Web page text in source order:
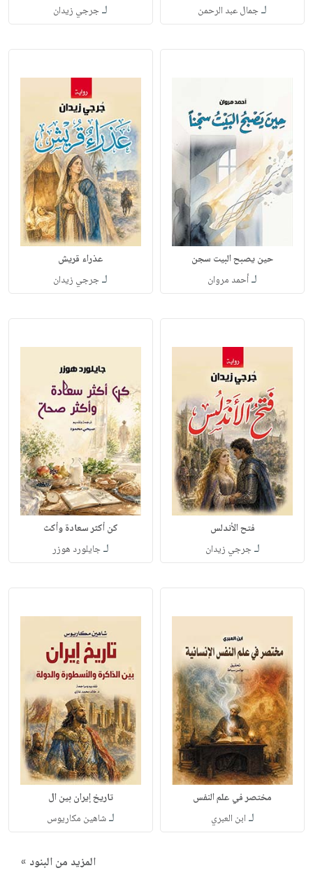
لـجمال عبد الرحمن لـجرجي زيدان
حين يصبح البيت سجن
لـأحمد مروان
عذراء قريش
لـجرجي زيدان
فتح الأندلس
لـجرجي زيدان
كن أكثر سعادة وأكث
لـجايلورد هوزر
مختصر في علم النفس
لـ ابن العبري
تاريخ إيران بين ال
لـشاهين مكاريوس
المزيد من البنود »